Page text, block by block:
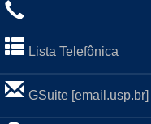
Lista Telefônica
GSuite [email.usp.br]